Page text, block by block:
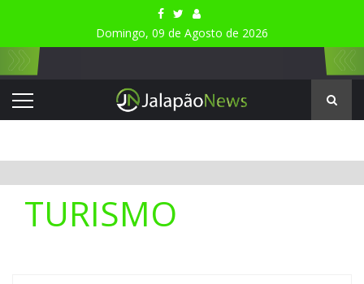
Domingo, 09 de Agosto de 2026
TURISMO